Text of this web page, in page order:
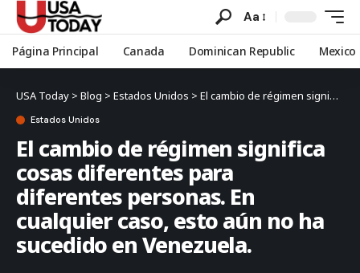
Aa
Página Principal Canada Dominican Republic Mexico
USA Today > Blog > Estados Unidos > El cambio de régimen significa cosas diferentes para diferentes personas. En cualquier caso, esto aún no ha sucedido en Venezuela.
Estados Unidos
El cambio de régimen significa
cosas diferentes para
diferentes personas. En
cualquier caso, esto aún no ha
sucedido en Venezuela.